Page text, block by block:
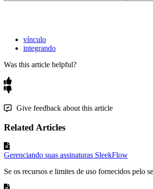
vínculo
integrando
Was this article helpful?
Give feedback about this article
Related Articles
Gerenciando suas assinaturas SleekFlow
Se os recursos e limites de uso fornecidos pelo